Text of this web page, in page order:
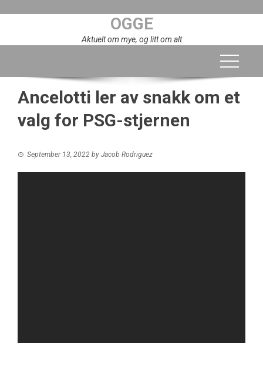
OGGE
Aktuelt om mye, og litt om alt
Ancelotti ler av snakk om et
valg for PSG-stjernen
September 13, 2022 by Jacob Rodriguez